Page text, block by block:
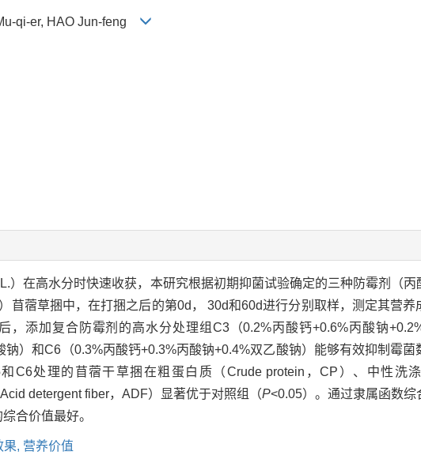
qi-er, HAO Jun-feng
L.）在高水分时快速收获，本研究根据初期抑菌试验确定的三种防霉剂（丙
苜蓿草捆中，在打捆之后的第0d， 30d和60d进行分别取样，测定其营养
添加复合防霉剂的高水分处理组C3（0.2%丙酸钙+0.6%丙酸钠
）和C6（0.3%丙酸钙+0.3%丙酸钠+0.4%双乙酸钠）能够有效抑制霉菌
C6处理的苜蓿干草捆在粗蛋白质（Crude protein，CP）、中性洗涤
detergent fiber，ADF）显著优于对照组（P<0.05）。通过隶属函数综
合价值最好。
果, 营养价值